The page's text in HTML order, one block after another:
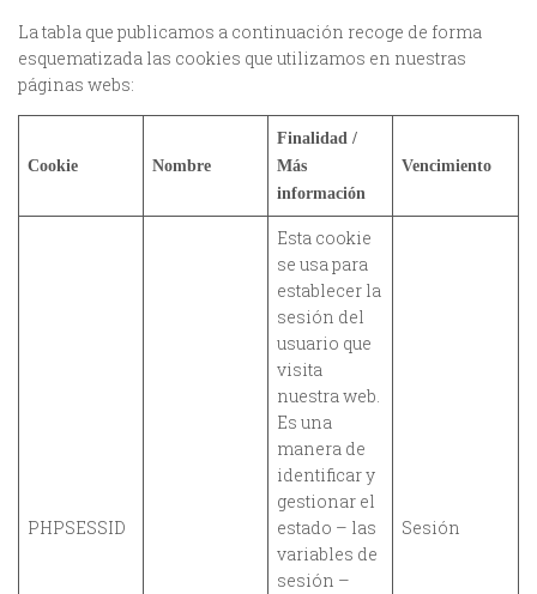
La tabla que publicamos a continuación recoge de forma
esquematizada las cookies que utilizamos en nuestras
páginas webs:
Cookie Nombre
Finalidad /
Más
información
Vencimiento
PHPSESSID
Esta cookie
se usa para
establecer la
sesión del
usuario que
visita
nuestra web.
Es una
manera de
identificar y
gestionar el
estado – las
variables de
sesión –
Sesión